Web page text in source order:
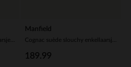
Manfield
189.99